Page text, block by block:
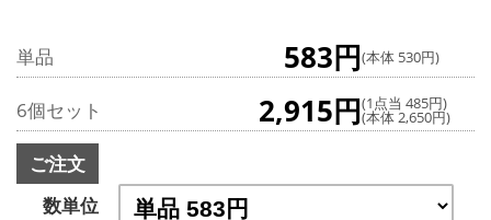
単品 583円(本体 530円)
6個セット 2,915円(1点当 485円)
(本体 2,650円)
ご注文
数単位